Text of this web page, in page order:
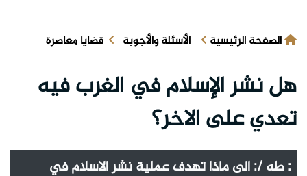
الصفحة الرئيسية الأسئلة والأجوبة قضايا معاصرة
هل نشر الإسلام في الغرب فيه
تعدي على الاخر؟
: طه /: الى ماذا تهدف عملية نشر الاسلام في